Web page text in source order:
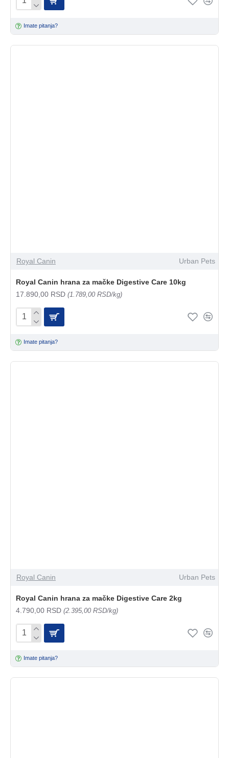
Imate pitanja?
Royal Canin Urban Pets
Royal Canin hrana za mačke Digestive Care 10kg
17.890,00 RSD (1.789,00 RSD/kg)
Imate pitanja?
Royal Canin Urban Pets
Royal Canin hrana za mačke Digestive Care 2kg
4.790,00 RSD (2.395,00 RSD/kg)
Imate pitanja?